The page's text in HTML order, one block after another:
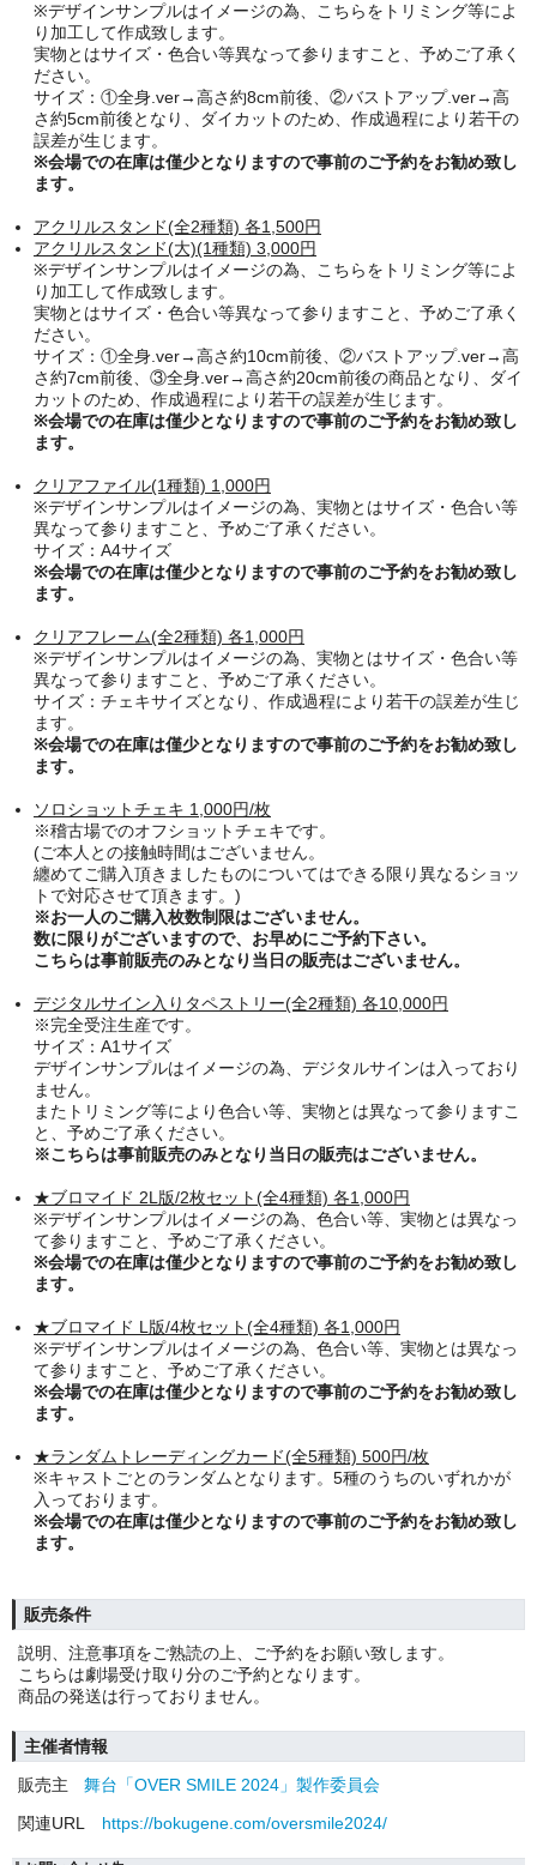
※デザインサンプルはイメージの為、こちらをトリミング等によ
り加工して作成致します。
実物とはサイズ・色合い等異なって参りますこと、予めご了承く
ださい。
サイズ： ①全身.ver→高さ約8cm前後、②バストアップ.ver→高
さ約5cm前後となり
、ダイカットのため、作成過程により若干の
誤差が生じます。
※会場での在庫は僅少となりますので事前のご予約をお勧め致し
ます。
アクリルスタンド(全2種類) 各1,500円
アクリルスタンド(大)(1種類) 3,000円
※デザインサンプルはイメージの為、こちらをトリミング等によ
り加工して作成致します。
実物とはサイズ・色合い等異なって参りますこと、予めご了承く
ださい。
サイズ：①全身.ver→高さ約10cm前後、②バストアップ.ver→高
さ約7cm前後、③全身.ver→高さ約20cm前後の商品となり、
ダイ
カットのため、作成過程により若干の誤差が生じ ます。
※会場での在庫は僅少となりますので事前のご予約をお勧め致し
ます。
クリアファイル(1種類) 1,000円
※デザインサンプルはイメージの為、実物とはサイズ・色合い等
異なって参りますこと、予めご了承ください。
サイズ：A4サイズ
※会場での在庫は僅少となりますので事前のご予約をお勧め致し
ます。
クリアフレーム(全2種類) 各1,000円
※デザインサンプルはイメージの為、実物とはサイズ・色合い等
異なって参りますこと、予めご了承ください。
サイズ：チェキサイズとなり、 作成過程により若干の誤差が生じ
ます。
※会場での在庫は僅少となりますので事前のご予約をお勧め致し
ます。
ソロショットチェキ 1,000円/枚
※稽古場でのオフショットチェキです。
(ご本人との接触時間はございません。
纏めてご購入頂きましたものについてはできる限り異なるショッ
トで対応させて頂きます。)
※お一人のご購入枚数制限はございません。
数に限りがございますので、お早めにご予約下さい。
こちらは事前販売のみとなり当日の販売はございません。
デジタルサイン入りタペストリー(全2種類) 各10,000円
※完全受注生産です。
サイズ：A1サイズ
デザインサンプルはイメージの為、デジタルサインは入っており
ません。
またトリミング等により色合い等、実物とは異なって参りますこ
と、予めご了承ください。
※こちらは事前販売のみとなり当日の販売はございません。
★ブロマイド 2L版/2枚セット(全4種類) 各1,000円
※デザインサンプルはイメージの為、色合い等、実物とは異なっ
て参りますこと、予めご了承ください。
※会場での在庫は僅少となりますので事前のご予約をお勧め致し
ます。
★ブロマイド L版/4枚セット(全4種類) 各1,000円
※デザインサンプルはイメージの為、色合い等、実物とは異なっ
て参りますこと、予めご了承ください。
※会場での在庫は僅少となりますので事前のご予約をお勧め致し
ます。
★ランダムトレーディングカード(全5種類) 500円/枚
※キャストごとのランダムとなります。5種のうちのいずれかが
入っております。
※会場での在庫は僅少となりますので事前のご予約をお勧め致し
ます。
販売条件
説明、注意事項をご熟読の上、ご予約をお願い致します。
こちらは劇場受け取り分のご予約となります。
商品の発送は行っておりません。
主催者情報
販売主
舞台「OVER SMILE 2024」製作委員会
関連URL
https://bokugene.com/oversmile2024/